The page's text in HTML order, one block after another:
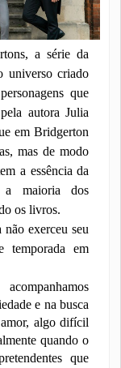
a série da
universo criado
que
autora Julia
em Bridgerton
mas de modo
a essência da
maioria dos
os livros.
exerceu seu
temporada em
e na busca
algo difícil
quando o
que